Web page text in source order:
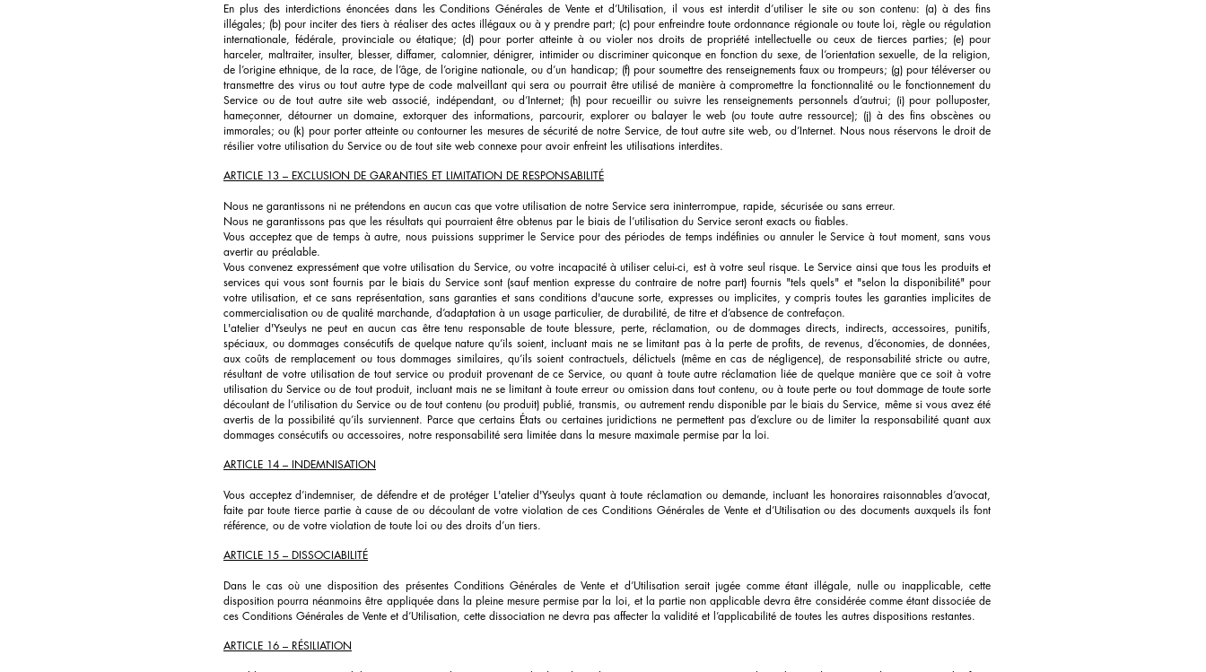
En plus des interdictions énoncées dans les Conditions Générales de Vente et d’Utilisation, il vous est interdit d’utiliser le site ou son contenu: (a) à des fins
illégales; (b) pour inciter des tiers à réaliser des actes illégaux ou à y prendre part; (c) pour enfreindre toute ordonnance régionale ou toute loi, règle ou régulation
internationale, fédérale, provinciale ou étatique; (d) pour porter atteinte à ou violer nos droits de propriété intellectuelle ou ceux de tierces parties; (e) pour
harceler, maltraiter, insulter, blesser, diffamer, calomnier, dénigrer, intimider ou discriminer quiconque en fonction du sexe, de l’orientation sexuelle, de la religion,
de l’origine ethnique, de la race, de l’âge, de l’origine nationale, ou d’un handicap; (f) pour soumettre des renseignements faux ou trompeurs; (g) pour téléverser ou
transmettre des virus ou tout autre type de code malveillant qui sera ou pourrait être utilisé de manière à compromettre la fonctionnalité ou le fonctionnement du
Service ou de tout autre site web associé, indépendant, ou d’Internet; (h) pour recueillir ou suivre les renseignements personnels d’autrui; (i) pour polluposter,
hameçonner, détourner un domaine, extorquer des informations, parcourir, explorer ou balayer le web (ou toute autre ressource); (j) à des fins obscènes ou
immorales; ou (k) pour porter atteinte ou contourner les mesures de sécurité de notre Service, de tout autre site web, ou d’Internet. Nous nous réservons le droit de
résilier votre utilisation du Service ou de tout site web connexe pour avoir enfreint les utilisations interdites.
ARTICLE 13 – EXCLUSION DE GARANTIES ET LIMITATION DE RESPONSABILITÉ
Nous ne garantissons ni ne prétendons en aucun cas que votre utilisation de notre Service sera ininterrompue, rapide, sécurisée ou sans erreur.
Nous ne garantissons pas que les résultats qui pourraient être obtenus par le biais de l’utilisation du Service seront exacts ou fiables.
Vous acceptez que de temps à autre, nous puissions supprimer le Service pour des périodes de temps indéfinies ou annuler le Service à tout moment, sans vous
avertir au préalable.
Vous convenez expressément que votre utilisation du Service, ou votre incapacité à utiliser celui-ci, est à votre seul risque. Le Service ainsi que tous les produits et
services qui vous sont fournis par le biais du Service sont (sauf mention expresse du contraire de notre part) fournis "tels quels" et "selon la disponibilité" pour
votre utilisation, et ce sans représentation, sans garanties et sans conditions d'aucune sorte, expresses ou implicites, y compris toutes les garanties implicites de
commercialisation ou de qualité marchande, d’adaptation à un usage particulier, de durabilité, de titre et d’absence de contrefaçon.
L'atelier d'Yseulys ne peut en aucun cas être tenu responsable de toute blessure, perte, réclamation, ou de dommages directs, indirects, accessoires, punitifs,
spéciaux, ou dommages consécutifs de quelque nature qu’ils soient, incluant mais ne se limitant pas à la perte de profits, de revenus, d’économies, de données,
aux coûts de remplacement ou tous dommages similaires, qu’ils soient contractuels, délictuels (même en cas de négligence), de responsabilité stricte ou autre,
résultant de votre utilisation de tout service ou produit provenant de ce Service, ou quant à toute autre réclamation liée de quelque manière que ce soit à votre
utilisation du Service ou de tout produit, incluant mais ne se limitant à toute erreur ou omission dans tout contenu, ou à toute perte ou tout dommage de toute sorte
découlant de l’utilisation du Service ou de tout contenu (ou produit) publié, transmis, ou autrement rendu disponible par le biais du Service, même si vous avez été
avertis de la possibilité qu’ils surviennent. Parce que certains États ou certaines juridictions ne permettent pas d’exclure ou de limiter la responsabilité quant aux
dommages consécutifs ou accessoires, notre responsabilité sera limitée dans la mesure maximale permise par la loi.
ARTICLE 14 – INDEMNISATION
Vous acceptez d’indemniser, de défendre et de protéger L'atelier d'Yseulys quant à toute réclamation ou demande, incluant les honoraires raisonnables d’avocat,
faite par toute tierce partie à cause de ou découlant de votre violation de ces Conditions Générales de Vente et d’Utilisation ou des documents auxquels ils font
référence, ou de votre violation de toute loi ou des droits d’un tiers.
ARTICLE 15 – DISSOCIABILITÉ
Dans le cas où une disposition des présentes Conditions Générales de Vente et d’Utilisation serait jugée comme étant illégale, nulle ou inapplicable, cette
disposition pourra néanmoins être appliquée dans la pleine mesure permise par la loi, et la partie non applicable devra être considérée comme étant dissociée de
ces Conditions Générales de Vente et d’Utilisation, cette dissociation ne devra pas affecter la validité et l’applicabilité de toutes les autres dispositions restantes.
ARTICLE 16 – RÉSILIATION